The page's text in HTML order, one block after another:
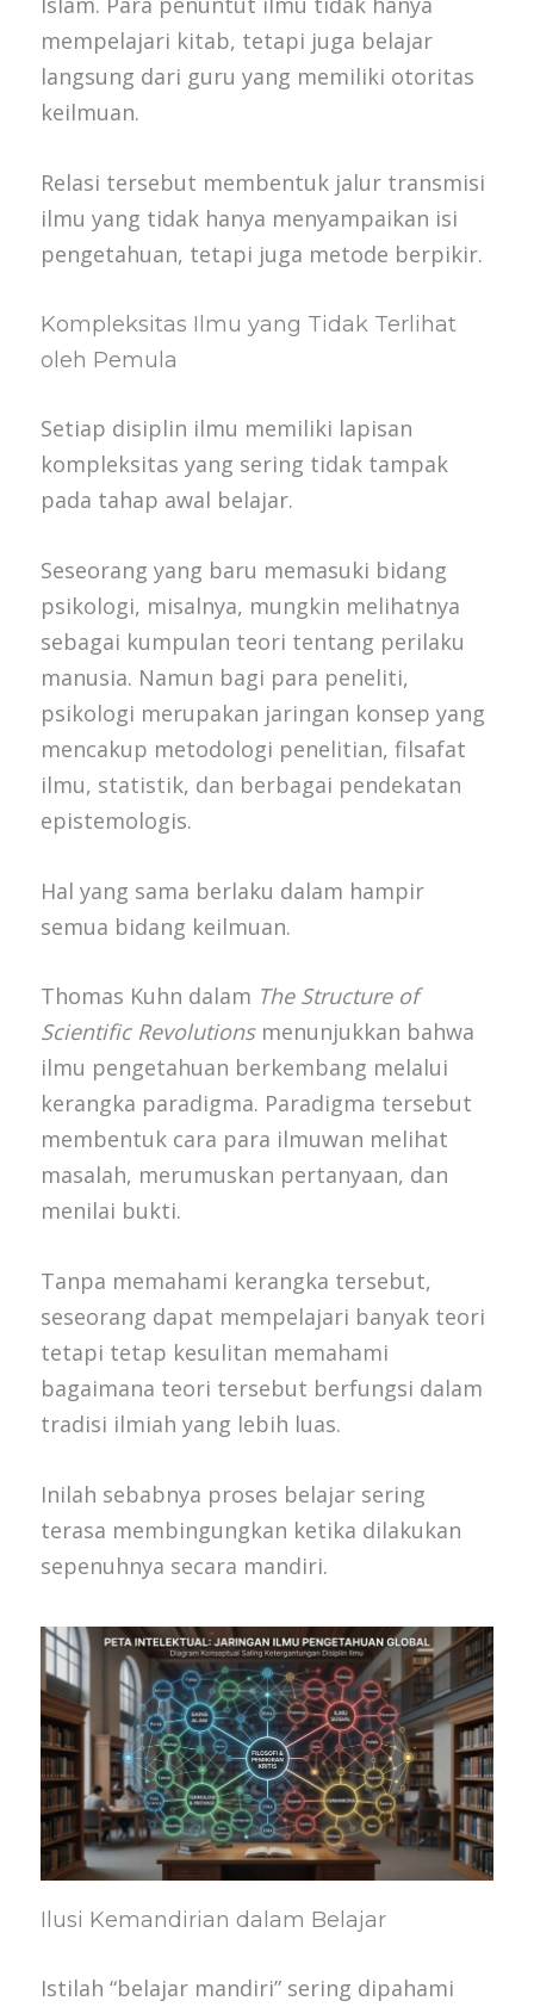
mempelajari kitab, tetapi juga belajar
langsung dari guru yang memiliki otoritas
keilmuan.
Relasi tersebut membentuk jalur transmisi
ilmu yang tidak hanya menyampaikan isi
pengetahuan, tetapi juga metode berpikir.
Kompleksitas Ilmu yang Tidak Terlihat
oleh Pemula
Setiap disiplin ilmu memiliki lapisan
kompleksitas yang sering tidak tampak
pada tahap awal belajar.
Seseorang yang baru memasuki bidang
psikologi, misalnya, mungkin melihatnya
sebagai kumpulan teori tentang perilaku
manusia. Namun bagi para peneliti,
psikologi merupakan jaringan konsep yang
mencakup metodologi penelitian, filsafat
ilmu, statistik, dan berbagai pendekatan
epistemologis.
Hal yang sama berlaku dalam hampir
semua bidang keilmuan.
Thomas Kuhn dalam The Structure of
Scientific Revolutionsmenunjukkan bahwa
ilmu pengetahuan berkembang melalui
kerangka paradigma. Paradigma tersebut
membentuk cara para ilmuwan melihat
masalah, merumuskan pertanyaan, dan
menilai bukti.
Tanpa memahami kerangka tersebut,
seseorang dapat mempelajari banyak teori
tetapi tetap kesulitan memahami
bagaimana teori tersebut berfungsi dalam
tradisi ilmiah yang lebih luas.
Inilah sebabnya proses belajar sering
terasa membingungkan ketika dilakukan
sepenuhnya secara mandiri.
Ilusi Kemandirian dalam Belajar
Istilah “belajar mandiri” sering dipahami